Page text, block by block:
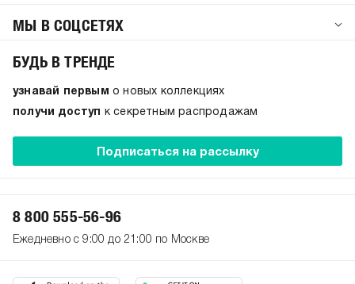
МЫ В СОЦСЕТЯХ
БУДЬ В ТРЕНДЕ
узнавай первым о новых коллекциях
получи доступ
к секретным распродажам
Подписаться на рассылку
8 800 555-56-96
Ежедневно с 9:00 до 21:00 по Москве